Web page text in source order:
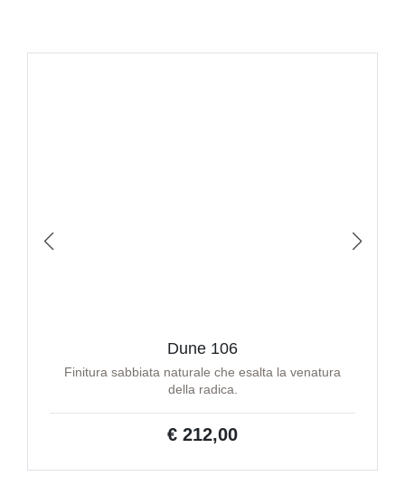
Dune 106
Finitura sabbiata naturale che esalta la venatura
della radica.
€ 212,00